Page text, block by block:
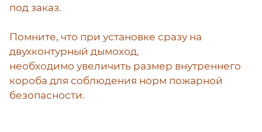
под заказ.
Помните, что при установке сразу на
двухконтурный дымоход,
необходимо увеличить размер внутреннего
короба для соблюдения норм пожарной
безопасности.